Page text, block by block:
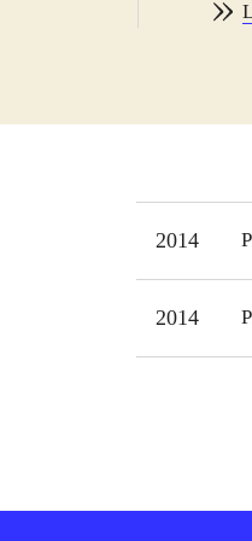
2014
2014